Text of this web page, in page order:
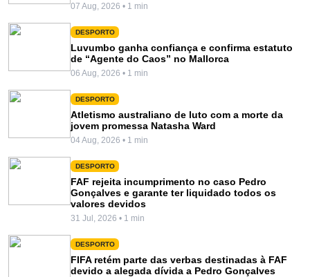
07 Aug, 2026 • 1 min
DESPORTO
Luvumbo ganha confiança e confirma estatuto
de “Agente do Caos” no Mallorca
06 Aug, 2026 • 1 min
DESPORTO
Atletismo australiano de luto com a morte da
jovem promessa Natasha Ward
04 Aug, 2026 • 1 min
DESPORTO
FAF rejeita incumprimento no caso Pedro
Gonçalves e garante ter liquidado todos os
valores devidos
31 Jul, 2026 • 1 min
DESPORTO
FIFA retém parte das verbas destinadas à FAF
devido a alegada dívida a Pedro Gonçalves